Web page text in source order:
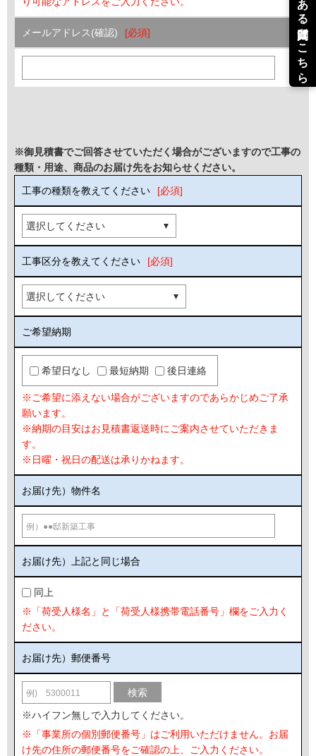
メールアドレス(確認)
※御見積書でご回答させていただく場合がございますので工事の
種類・用途、商品のお届け先をお知らせください。
工事の種類を教えてください
工事区分を教えてください
ご希望納期
希望日なし 最短納期 後日連絡
※ご希望に添えない場合がございますのであらかじめご了承
願います。
※納期の目安はお見積書返送時にご案内させていただきま
す。
※日曜・祝日の配送は承りかねます。
お届け先）物件名
お届け先）上記と同じ場合
同上
※「荷受人様名」と「荷受人様携帯電話番号」欄をご入力く
ださい。
お届け先）郵便番号
検索
※ハイフン無しで入力してください。
※「事業所の個別郵便番号」はご利用いただけません。お届
け先の住所の郵便番号をご確認の上、ご入力ください。